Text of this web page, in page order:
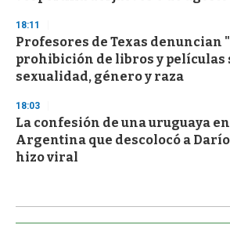
18:11
Profesores de Texas denuncian
prohibición de libros y películas
sexualidad, género y raza
18:03
La confesión de una uruguaya
Argentina que descolocó a Darío
hizo viral